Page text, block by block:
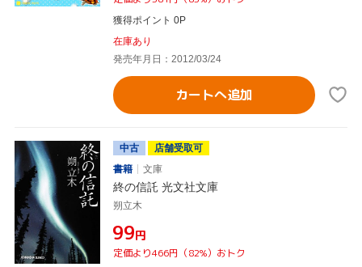
獲得ポイント 0P
在庫あり
発売年月日：2012/03/24
カートへ追加
中古
店舗受取可
書籍
文庫
終の信託 光文社文庫
朔立木
¥99円
定価より466円（82%）おトク